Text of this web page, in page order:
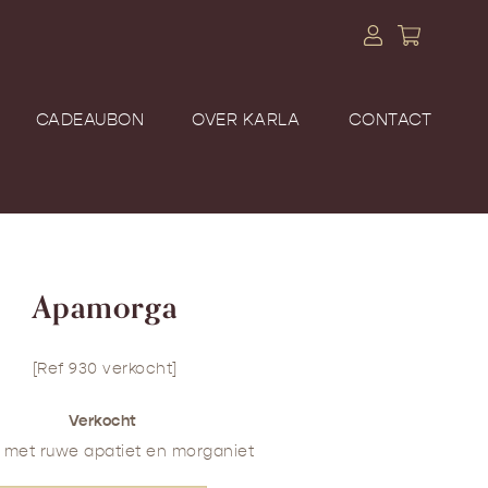
CADEAUBON OVER KARLA CONTACT
Apamorga
[Ref 930 verkocht]
Verkocht
met ruwe apatiet en morganiet